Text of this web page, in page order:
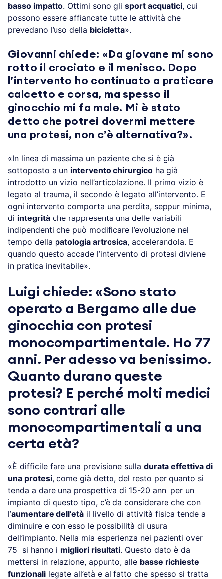
basso impatto. Ottimi sono gli sport acquatici, cui
possono essere affiancate tutte le attività che
prevedano l’uso della bicicletta».
Giovanni chiede: «Da giovane mi sono
rotto il crociato e il menisco. Dopo
l’intervento ho continuato a praticare
calcetto e corsa, ma spesso il
ginocchio mi fa male. Mi è stato
detto che potrei dovermi mettere
una protesi, non c’è alternativa?».
«In linea di massima un paziente che si è già
sottoposto a un intervento chirurgico ha già
introdotto un vizio nell’articolazione. Il primo vizio è
legato al trauma, il secondo è legato all’intervento. E
ogni intervento comporta una perdita, seppur minima,
di integrità che rappresenta una delle variabili
indipendenti che può modificare l’evoluzione nel
tempo della patologia artrosica, accelerandola. E
quando questo accade l’intervento di protesi diviene
in pratica inevitabile».
Luigi chiede: «Sono stato
operato a Bergamo alle due
ginocchia con protesi
monocompartimentale. Ho 77
anni. Per adesso va benissimo.
Quanto durano queste
protesi? E perché molti medici
sono contrari alle
monocompartimentali a una
certa età?
«È difficile fare una previsione sulla durata effettiva di
una protesi, come già detto, del resto per quanto si
tenda a dare una prospettiva di 15-20 anni per un
impianto di questo tipo, c’è da considerare che con
l’aumentare dell’età il livello di attività fisica tende a
diminuire e con esso le possibilità di usura
dell’impianto. Nella mia esperienza nei pazienti over
75 si hanno i migliori risultati. Questo dato è da
mettersi in relazione, appunto, alle basse richieste
funzionali legate all’età e al fatto che spesso si tratta